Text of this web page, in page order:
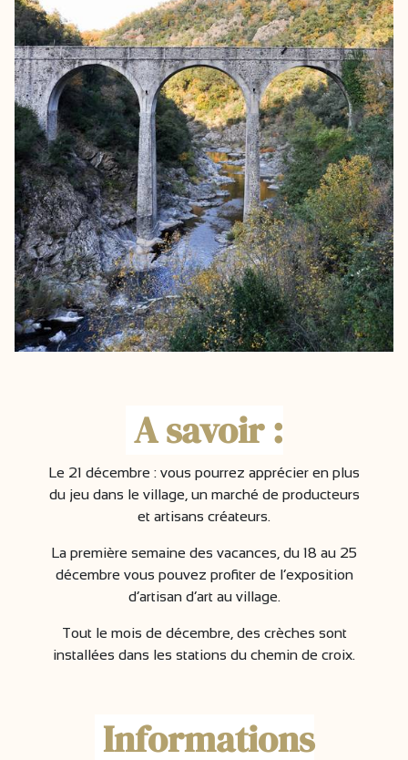
A savoir :
Le 21 décembre : vous pourrez apprécier en plus
du jeu dans le village, un marché de producteurs
et artisans créateurs.
La première semaine des vacances, du 18 au 25
décembre vous pouvez profiter de l’exposition
d’artisan d’art au village.
Tout le mois de décembre, des crèches sont
installées dans les stations du chemin de croix.
Informations